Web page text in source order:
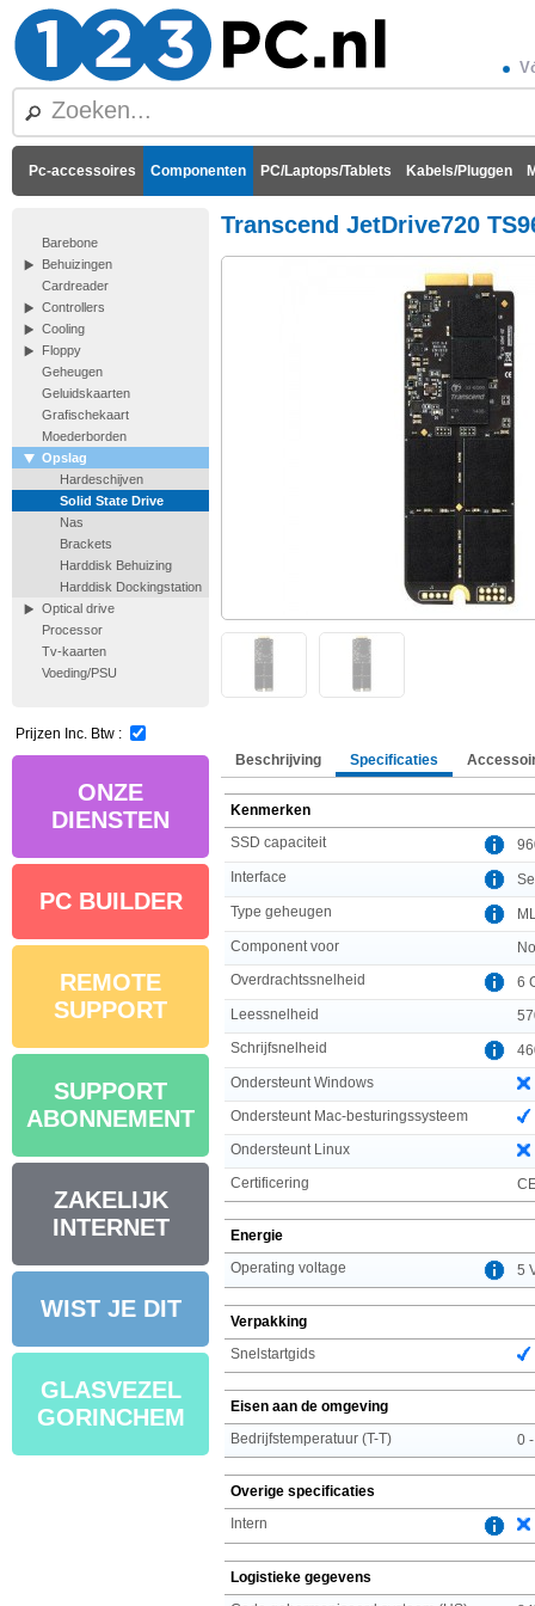
Pc-accessoires Componenten PC/Laptops/Tablets Kabels/Pluggen
Barebone
Behuizingen
Cardreader
Controllers
Cooling
Floppy
Geheugen
Geluidskaarten
Grafischekaart
Moederborden
Opslag
Hardeschijven
Solid State Drive
Nas
Brackets
Harddisk Behuizing
Harddisk Dockingstation
Optical drive
Processor
Tv-kaarten
Voeding/PSU
Prijzen Inc. Btw :
ONZE
DIENSTEN
PC BUILDER
REMOTE
SUPPORT
SUPPORT
ABONNEMENT
ZAKELIJK
INTERNET
WIST JE DIT
GLASVEZEL
GORINCHEM
Transcend JetDrive720
Beschrijving Specificaties
Kenmerken
SSD capaciteit
Interface
Type geheugen
Component voor
Overdrachtssnelheid
6
Leessnelheid
Schrijfsnelheid
Ondersteunt Windows
Ondersteunt Mac-besturingssysteem
Ondersteunt Linux
Certificering
Energie
Operating voltage
5
Verpakking
Snelstartgids
Eisen aan de omgeving
Bedrijfstemperatuur (T-T)
0
Overige specificaties
Intern
Logistieke gegevens